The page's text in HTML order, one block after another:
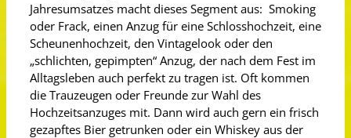
Jahresumsatzes macht dieses Segment aus: Smoking
oder Frack, einen Anzug für eine Schlosshochzeit, eine
Scheunenhochzeit, den Vintagelook oder den
„schlichten, gepimpten“ Anzug, der nach dem Fest im
Alltagsleben auch perfekt zu tragen ist. Oft kommen
die Trauzeugen oder Freunde zur Wahl des
Hochzeitsanzuges mit. Dann wird auch gern ein frisch
gezapftes Bier getrunken oder ein Whiskey aus der